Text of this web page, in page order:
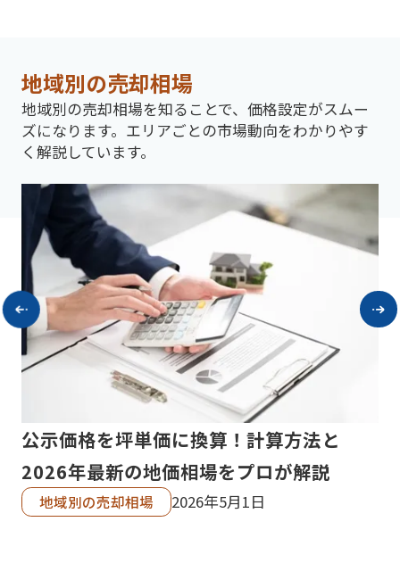
地域別の売却相場
地域別の売却相場を知ることで、価格設定がスムー
ズになります。エリアごとの市場動向をわかりやす
く解説しています。
公示価格を坪単価に換算！計算方法と
2026年最新の地価相場をプロが解説
地域別の売却相場 2026年5月1日